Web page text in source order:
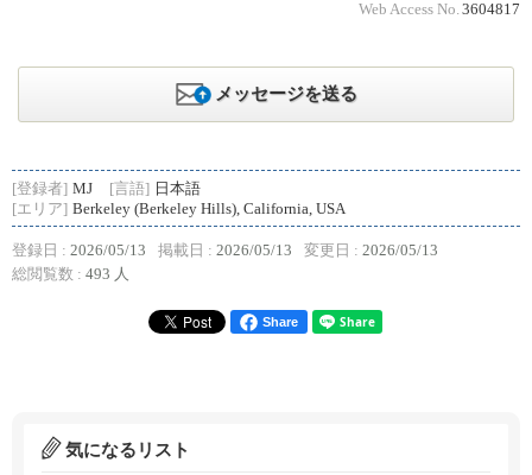
Web Access No. 3604817
メッセージを送る
[登録者] MJ [言語] 日本語
[エリア] Berkeley (Berkeley Hills), California, USA
登録日 : 2026/05/13 掲載日 : 2026/05/13 変更日 : 2026/05/13
総閲覧数 : 493 人
Share
気になるリスト